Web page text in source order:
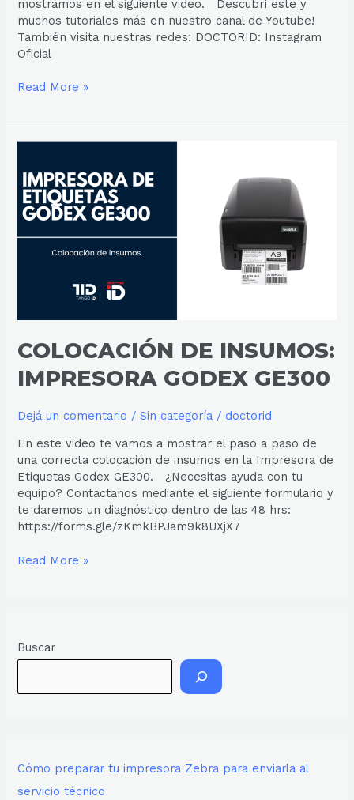
mostramos en el siguiente video. Descubrí este y
muchos tutoriales más en nuestro canal de Youtube!
También visita nuestras redes: DOCTORID: Instagram
Oficial
Read More »
COLOCACIÓN DE INSUMOS:
IMPRESORA GODEX GE300
Dejá un comentario /Sin categoría / doctorid
En este video te vamos a mostrar el paso a paso de
una correcta colocación de insumos en la Impresora de
Etiquetas Godex GE300. ¿Necesitas ayuda con tu
equipo? Contactanos mediante el siguiente formulario y
te daremos un diagnóstico dentro de las 48 hrs:
https://forms.gle/zKmkBPJam9k8UXjX7
INSUMOS:
IMPRESORA
GODEX
Read More »
Buscar
Cómo preparar tu impresora Zebra para enviarla al
servicio técnico